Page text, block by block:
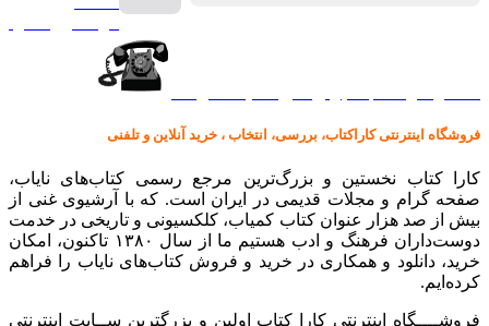
فروشگاه اینترنتی کاراکتاب، بررسی، انتخاب ، خرید آنلاین و تلفنی
کارا کتاب نخستین و بزرگ‌ترین مرجع رسمی کتاب‌های نایاب،
صفحه گرام و مجلات قدیمی در ایران است. که با آرشیوی غنی از
بیش از صد هزار عنوان کتاب کمیاب، کلکسیونی و تاریخی در خدمت
دوست‌داران فرهنگ و ادب هستیم ما از سال ۱۳۸۰ تاکنون، امکان
خرید، دانلود و همکاری در خرید و فروش کتاب‌های نایاب را فراهم
کرده‌ایم.
فروشــــگاه اینترنتی کارا کتاب اولین و بزرگترین ســایت اینترنتی